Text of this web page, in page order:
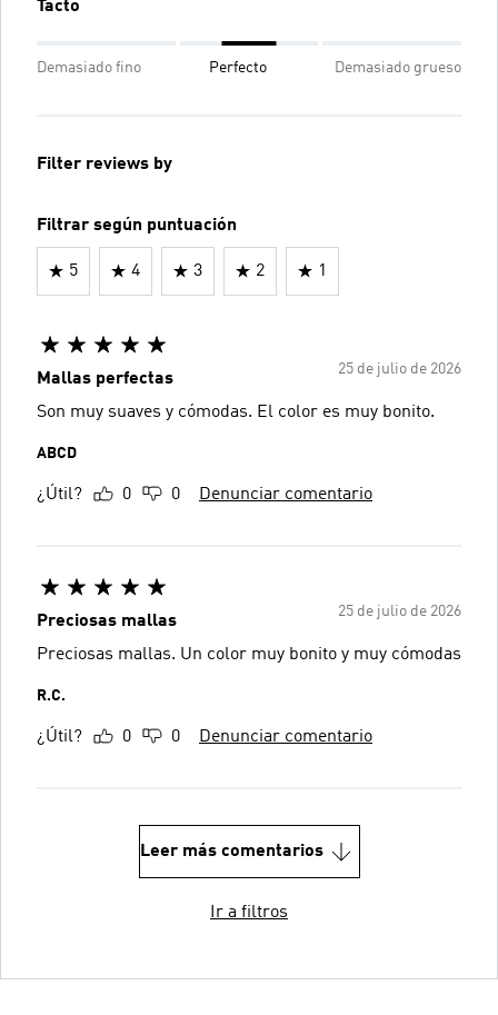
Tacto
Demasiado fino Perfecto Demasiado grueso
Filter reviews by
Filtrar según puntuación
5 4 3 2 1
25 de julio de 2026
Mallas perfectas
Son muy suaves y cómodas. El color es muy bonito.
ABCD
¿Útil? 0 0 Denunciar comentario
25 de julio de 2026
Preciosas mallas
Preciosas mallas. Un color muy bonito y muy cómodas
R.C.
¿Útil? 0 0 Denunciar comentario
Leer más comentarios
Ir a filtros